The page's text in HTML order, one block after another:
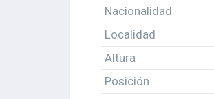
Nacionalidad
Localidad
Altura
Posición